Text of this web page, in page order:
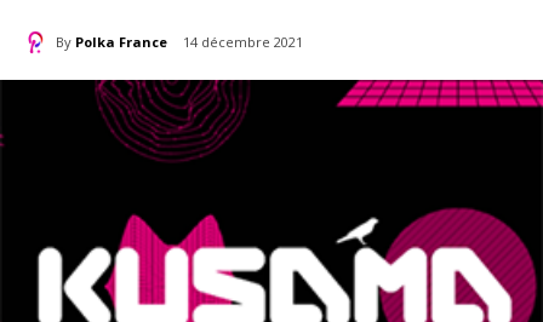
By Polka France 14 décembre 2021